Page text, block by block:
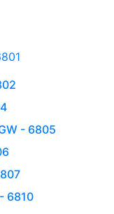
- 6805
6810